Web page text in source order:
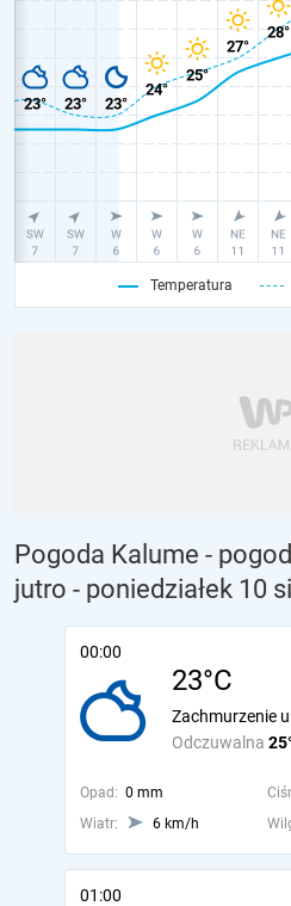
Temperatura
Pogoda Kalume -
jutro - poniedziałek 10
00:00
23°C
Odczuwalna
Zachmurzenie
Opad: 0 mm
Wiatr:
6 km/h
01:00